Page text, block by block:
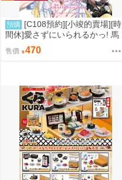
預購 [C108預約][小竣的賣場][時
間休]愛さずにいられるかっ! 馬
娘 同人誌id=3784092
售價 470